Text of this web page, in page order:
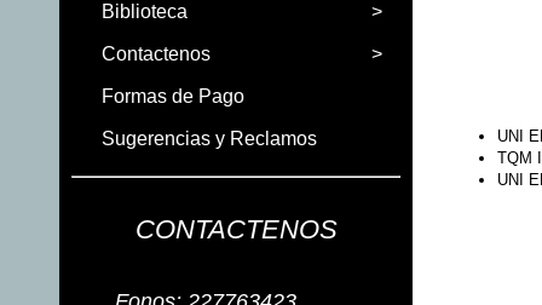
>
Biblioteca
>
Contactenos
Formas de Pago
Sugerencias y Reclamos
CONTACTENOS
UNI
TQM
UNI